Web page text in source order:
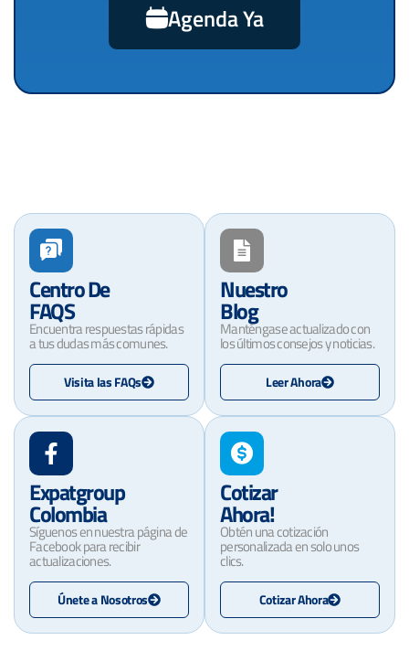
Agenda Ya
Centro De
FAQS
Encuentra respuestas rápidas
a tus dudas más comunes.
Visita las FAQs
Nuestro
Blog
Manténgase actualizado con
los últimos consejos y noticias.
Leer Ahora
Expatgroup
Colombia
Síguenos en nuestra página de
Facebook para recibir
actualizaciones.
Únete a Nosotros
Cotizar
Ahora!
Obtén una cotización
personalizada en solo unos
clics.
Cotizar Ahora